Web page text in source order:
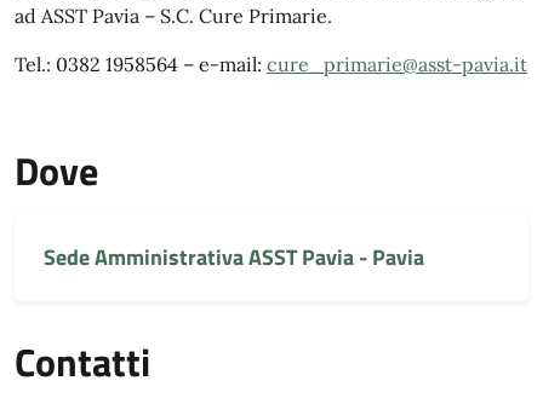
ad ASST Pavia – S.C. Cure Primarie.
Tel.: 0382 1958564 – e-mail: cure_primarie@asst-pavia.it
Dove
Sede Amministrativa ASST Pavia - Pavia
Contatti